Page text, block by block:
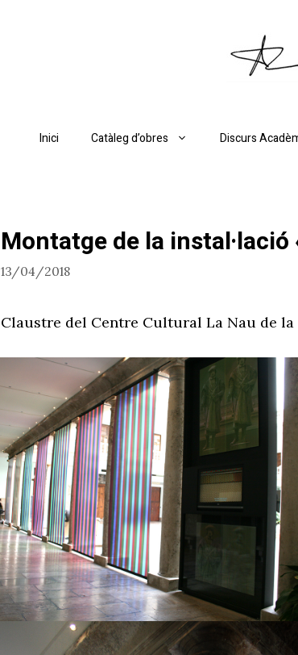
Inici Catàleg d’obres Discurs
Montatge de la
13/04/2018
Claustre del Centre Cultural La Nau de